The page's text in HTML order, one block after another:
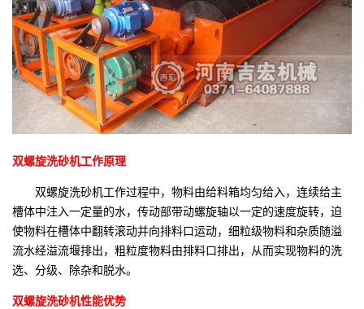
双螺旋洗砂机工作原理
双螺旋洗砂机工作过程中，物料由给料箱均匀给入，连续给主
槽体中注入一定量的水，传动部带动螺旋轴以一定的速度旋转，迫
使物料在槽体中翻转滚动并向排料口运动，细粒级物料和杂质随溢
流水经溢流堰排出，粗粒度物料由排料口排出，从而实现物料的洗
选、分级、除杂和脱水。
双螺旋洗砂机性能优势